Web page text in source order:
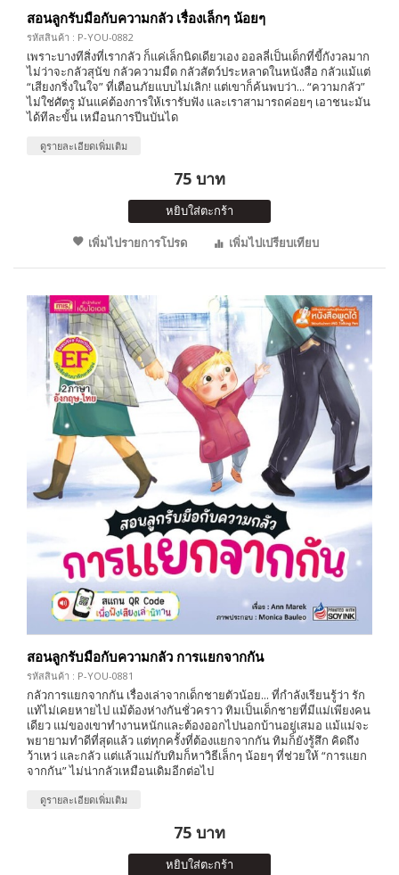
สอนลูกรับมือกับความกลัว เรื่องเล็กๆ น้อยๆ
รหัสสินค้า : P-YOU-0882
เพราะบางทีสิ่งที่เรากลัว ก็แค่เล็กนิดเดียวเอง ออลลี่เป็นเด็กที่ขี้กังวลมาก
ไม่ว่าจะกลัวสุนัข กลัวความมืด กลัวสัตว์ประหลาดในหนังสือ กลัวแม้แต่
“เสียงกริ่งในใจ” ที่เตือนภัยแบบไม่เลิก! แต่เขาก็ค้นพบว่า... “ความกลัว”
ไม่ใช่ศัตรู มันแค่ต้องการให้เรารับฟัง และเราสามารถค่อยๆ เอาชนะมัน
ได้ทีละขั้น เหมือนการปีนบันได
ดูรายละเอียดเพิ่มเติม
75 บาท
หยิบใส่ตะกร้า
เพิ่มไปรายการโปรด
เพิ่มไปเปรียบเทียบ
สอนลูกรับมือกับความกลัว การแยกจากกัน
รหัสสินค้า : P-YOU-0881
กลัวการแยกจากกัน เรื่องเล่าจากเด็กชายตัวน้อย... ที่กำลังเรียนรู้ว่า รัก
แท้ไม่เคยหายไป แม้ต้องห่างกันชั่วคราว ทิมเป็นเด็กชายที่มีแม่เพียงคน
เดียว แม่ของเขาทำงานหนักและต้องออกไปนอกบ้านอยู่เสมอ แม้แม่จะ
พยายามทำดีที่สุดแล้ว แต่ทุกครั้งที่ต้องแยกจากกัน ทิมก็ยังรู้สึก คิดถึง
ว้าเหว่ และกลัว แต่แล้วแม่กับทิมก็หาวิธีเล็กๆ น้อยๆ ที่ช่วยให้ “การแยก
จากกัน” ไม่น่ากลัวเหมือนเดิมอีกต่อไป
ดูรายละเอียดเพิ่มเติม
75 บาท
หยิบใส่ตะกร้า